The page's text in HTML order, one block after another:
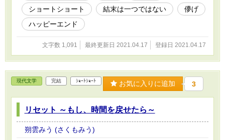
ショートショート
結末は一つではない
儚げ
ハッピーエンド
文字数 1,091 最終更新日 2021.04.17 登録日 2021.04.17
現代文学 完結 ｼｮｰﾄｼｮｰﾄ お気に入りに追加 3
リセット ～もし、時間を戻せたら～
朔雲みう (さくもみう)